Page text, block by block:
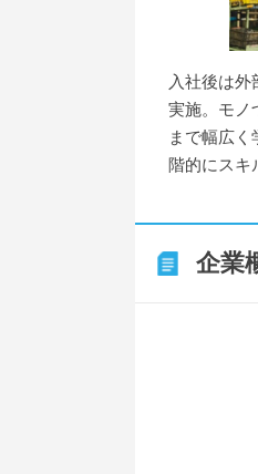
入社後は外
実施。モノ
まで幅広
階的にスキ
企業